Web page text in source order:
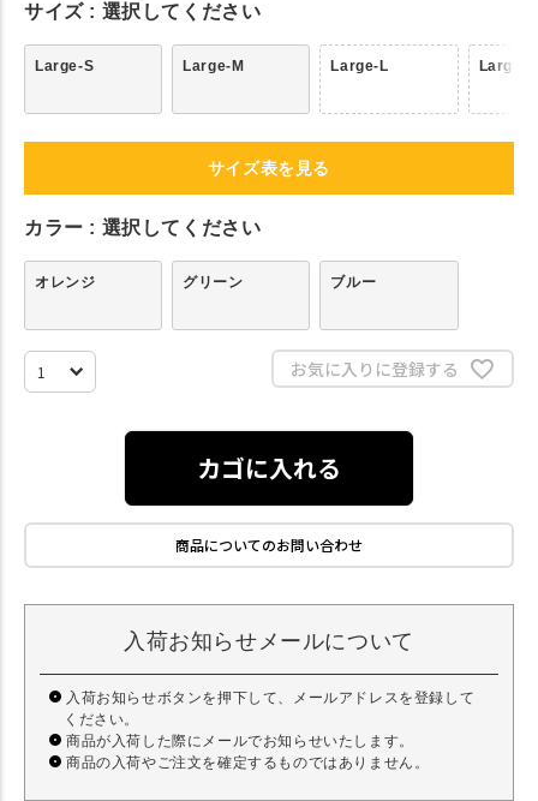
サイズ 選択してください
Large-S Large-M Large-L Large-
サイズ表を見る
カラー 選択してください
オレンジ グリーン ブルー
お気に入りに登録する
カゴに入れる
商品についてのお問い合わせ
入荷お知らせメールについて
入荷お知らせボタンを押下して、メールアドレスを登録して
ください。
商品が入荷した際にメールでお知らせいたします。
商品の入荷やご注文を確定するものではありません。